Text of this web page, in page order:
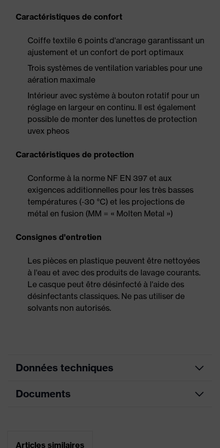
Caractéristiques de confort
Coiffe textile 6 points d'ancrage garantissant un
ajustement et un confort de port optimaux
Trois systèmes de ventilation variables pour une
aération maximale
Intérieur avec système à bouton rotatif pour un
réglage en largeur en continu. Il est également
possible de monter des lunettes de protection
uvex pheos
Caractéristiques de protection
Conforme à la norme NF EN 397 et aux
exigences additionnelles pour les très basses
températures (-30 °C) et les projections de
métal en fusion (MM = « Molten Metal »)
Consignes d'entretien
Les pièces en plastique peuvent être nettoyées
à l'eau et avec des produits de lavage courants.
Le casque peut être désinfecté à l'aide des
désinfectants classiques. Ne pas utiliser de
solvants non autorisés.
Données techniques
Montage
Doublure intérieure à 6 points,
Documents
Articles similaires